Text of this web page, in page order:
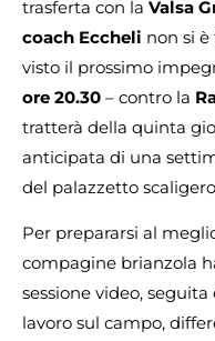
trasferta con la Valsa
coach Eccheli non si
visto il prossimo
ore 20.30 – contro la
tratterà della quinta
anticipata di una
del palazzetto
Per prepararsi al
compagine brianzola
sessione video,
lavoro sul campo,